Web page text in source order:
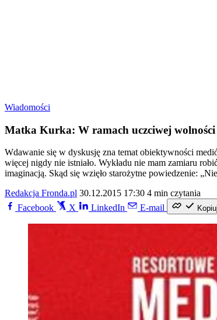
Wiadomości
Matka Kurka: W ramach uczciwej
Wdawanie się w dyskusję zna temat obiektywności
więcej nigdy nie istniało. Wykładu nie mam zamiaru
imaginacją. Skąd się wzięło starożytne powiedzenie:
Redakcja Fronda.pl 30.12.2015 17:30 4 min czytania
Facebook
X LinkedIn E-mail